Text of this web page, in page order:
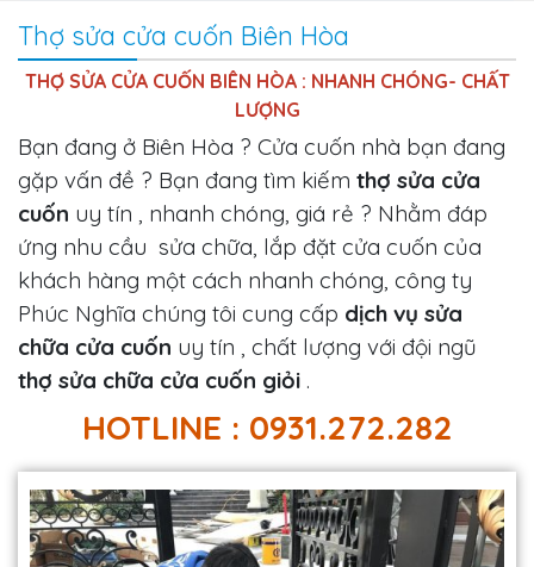
Thợ sửa cửa cuốn Biên Hòa
THỢ SỬA CỬA CUỐN BIÊN HÒA : NHANH CHÓNG- CHẤT
LƯỢNG
Bạn đang ở Biên Hòa ? Cửa cuốn nhà bạn đang
gặp vấn đề ? Bạn đang tìm kiếm thợ sửa cửa
cuốn uy tín , nhanh chóng, giá rẻ ? Nhằm đáp
ứng nhu cầu sửa chữa, lắp đặt cửa cuốn của
khách hàng một cách nhanh chóng, công ty
Phúc Nghĩa chúng tôi cung cấp dịch vụ sửa
chữa cửa cuốn uy tín , chất lượng với đội ngũ
thợ sửa chữa cửa cuốn giỏi .
HOTLINE : 0931.272.282